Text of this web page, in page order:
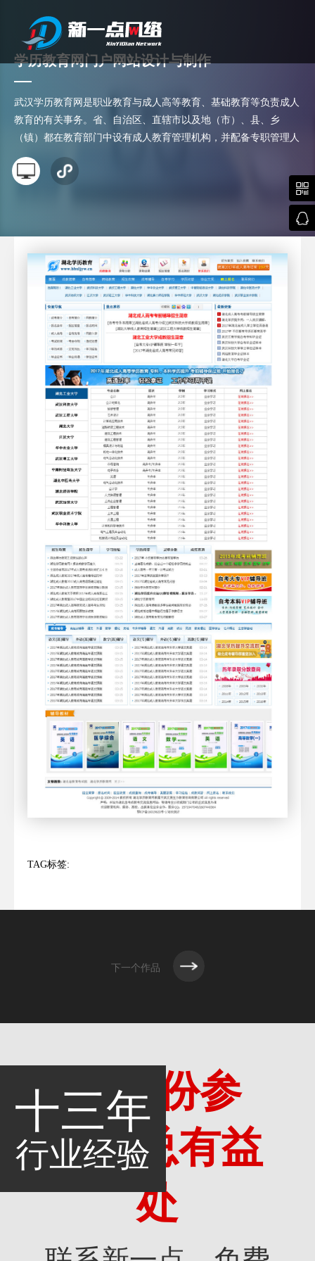
武汉网站建设
学历教育网门户网站设计与制作
武汉学历教育网是职业教育与成人高等教育、基础教育等负责成人
教育的有关事务。省、自治区、直辖市以及地（市）、县、乡
（镇）都在教育部门中设有成人教育管理机构，并配备专职管理人
员。非政府部门的合作机构有全国总工会、全国妇联和共青团中
央，它们分别负有保障并促进职工、青年、妇女参加成人教育学习
TAG标签:
下一个作品
十三年
行业经验
多一份参
考，总有益
处

